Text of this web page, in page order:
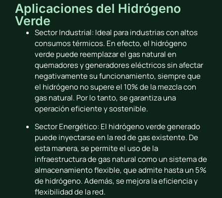
Aplicaciones del Hidrógeno
Verde
Sector Industrial: Ideal para industrias con altos
consumos térmicos. En efecto, el hidrógeno
verde puede reemplazar el gas natural en
quemadores y generadores eléctricos sin afectar
negativamente su funcionamiento, siempre que
el hidrógeno no supere el 10% de la mezcla con
gas natural. Por lo tanto, se garantiza una
operación eficiente y sostenible.
Sector Energético: El hidrógeno verde generado
puede inyectarse en la red de gas existente. De
esta manera, se permite el uso de la
infraestructura de gas natural como un sistema de
almacenamiento flexible, que admite hasta un 5%
de hidrógeno. Además, se mejora la eficiencia y
flexibilidad de la red.